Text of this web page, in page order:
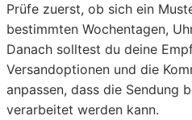
Prüfe zuerst, ob sich ein
bestimmten Wochentagen,
Danach solltest du deine
Versandoptionen und die
anpassen, dass die Sendung
verarbeitet werden kann.